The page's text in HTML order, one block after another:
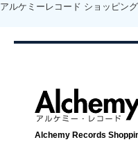
アルケミーレコード ショッピン
Alchemy Records